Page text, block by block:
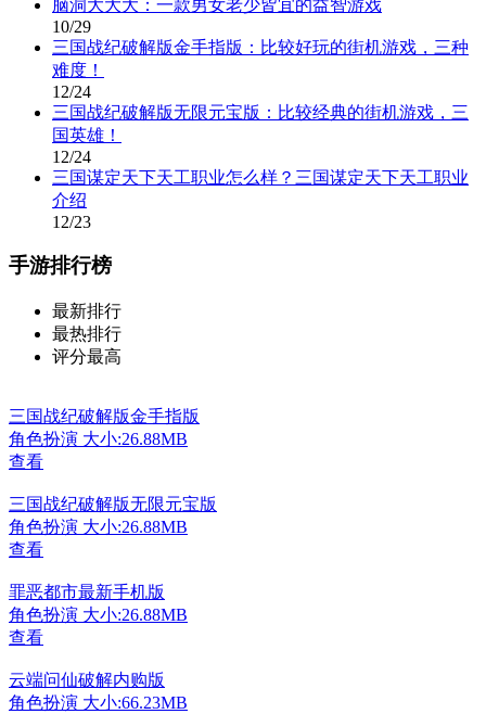
脑洞大大大：一款男女老少皆宜的益智游戏
10/29
三国战纪破解版金手指版：比较好玩的街机游戏，三种
难度！
12/24
三国战纪破解版无限元宝版：比较经典的街机游戏，三
国英雄！
12/24
三国谋定天下天工职业怎么样？三国谋定天下天工职业
介绍
12/23
手游排行榜
最新排行
最热排行
评分最高
三国战纪破解版金手指版
角色扮演 大小:26.88MB
查看
三国战纪破解版无限元宝版
角色扮演 大小:26.88MB
查看
罪恶都市最新手机版
角色扮演 大小:26.88MB
查看
云端问仙破解内购版
角色扮演 大小:66.23MB